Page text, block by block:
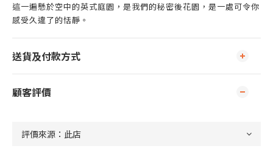
這一遍懸於空中的英式庭園，是我們的秘密後花園，是一處可令你
感受久違了的恬靜。
送貨及付款方式
顧客評價